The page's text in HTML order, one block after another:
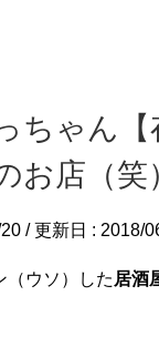
ちゃん【
お店（笑
/ 更新日 : 2018/
（ウソ）した 居酒